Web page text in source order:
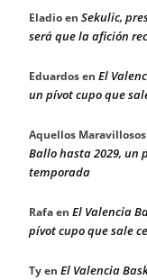
Eladioen Sekulic,
será que la afición
Eduardosen El
un pívot cupo que
Aquellos
Ballo hasta 2029, un
temporada
Rafaen El Valencia
pívot cupo que sale
Tyen El Valencia